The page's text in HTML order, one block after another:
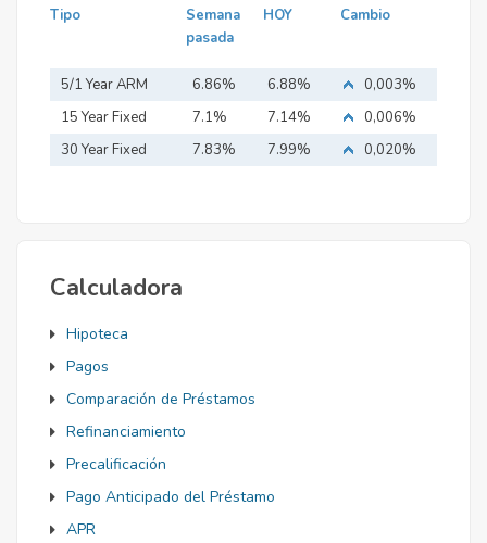
Tipo
Semana
pasada
HOY Cambio
5/1 Year ARM 6.86% 6.88%
0,003%
15 Year Fixed
Mortgage
7.1% 7.14%
0,006%
30 Year Fixed
7.83% 7.99% 0,020%
Calculadora
Hipoteca
Pagos
Comparación de Préstamos
Refinanciamiento
Precalificación
Pago Anticipado del Préstamo
APR